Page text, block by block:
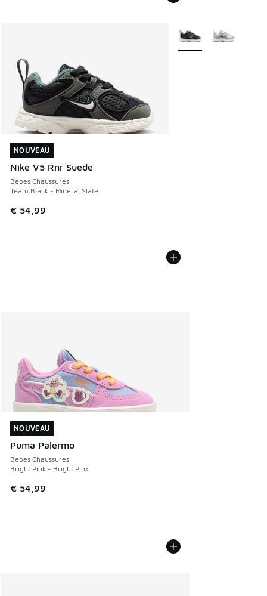
NOUVEAU
Nike V5 Rnr Suede
Bebes Chaussures
Team Black - Mineral Slate
€ 54,99
NOUVEAU
Plus de couleurs
NOUVEAU
Puma Palermo
Bebes Chaussures
Bright Pink - Bright Pink
€ 54,99
NOUVEAU